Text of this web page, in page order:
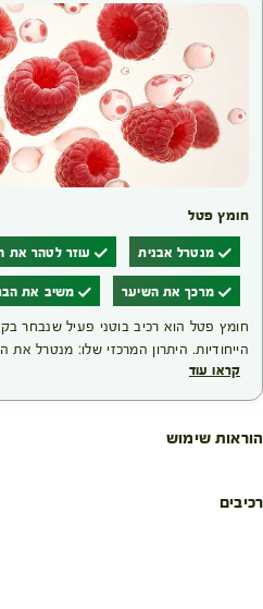
חומץ פטל
מנטרל אבנית עוזר לטהר את
מרכך את השיער משיב את
חומץ פטל הוא רכיב בוטני פעיל שנבחר
הייחודיות. היתרון המרכזי שלו: מנטרל את
צביעת שיער עלולה לפגוע בו; מעטפת
זוהר ומלא חיוניות.
קראו עוד
הוראות שימוש
רכיבים